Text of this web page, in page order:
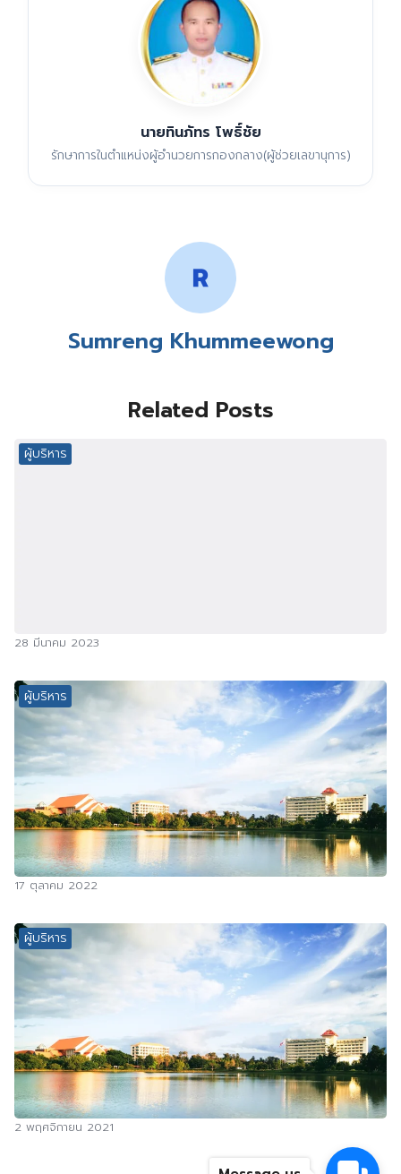
นายทินภัทร โพธิ์ชัย
รักษาการในตำแหน่งผู้อำนวยการกองกลาง(ผู้ช่วยเลขานุการ)
Sumreng Khummeewong
Related Posts
ผู้บริหาร
28 มีนาคม 2023
ผู้บริหาร
17 ตุลาคม 2022
ผู้บริหาร
2 พฤศจิกายน 2021